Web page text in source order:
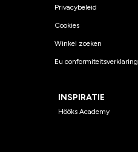
Privacybeleid
Cookies
Winkel zoeken
Eu conformiteitsverklaring
INSPIRATIE
Hööks Academy